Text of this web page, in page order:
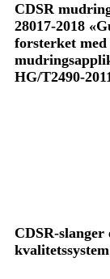
CDSR
28017-2018
forsterket
HG/T2490-
CDSR-slanger